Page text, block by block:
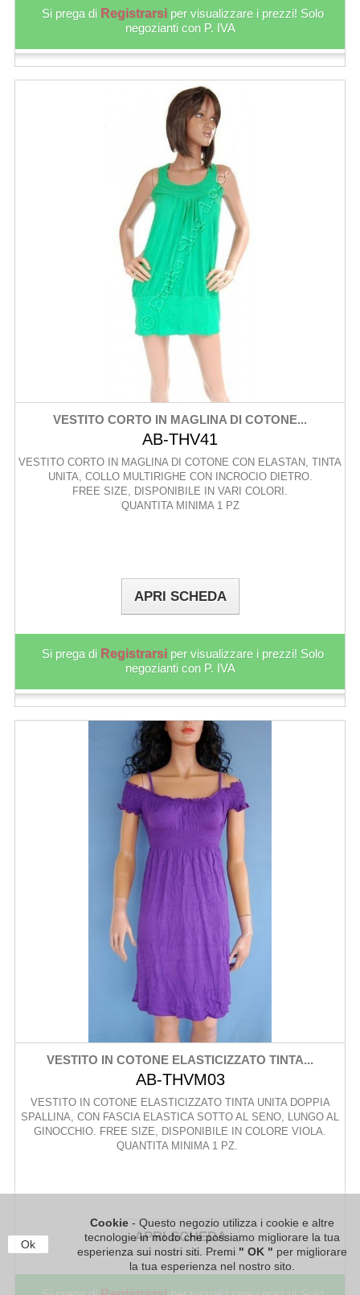
Ok
Cookie - Questo negozio utilizza i cookie e altre
tecnologie in modo che possiamo migliorare la tua
esperienza sui nostri siti. Premi " OK " per migliorare
la tua esperienza nel nostro sito.
Si prega di Registrarsi per visualizzare i prezzi! Solo
negozianti con P. IVA
VESTITO CORTO IN MAGLINA DI COTONE...
AB-THV41
VESTITO CORTO IN MAGLINA DI COTONE CON ELASTAN, TINTA
UNITA, COLLO MULTIRIGHE CON INCROCIO DIETRO.
FREE SIZE, DISPONIBILE IN VARI COLORI.
QUANTITA MINIMA 1 PZ
APRI SCHEDA
Si prega di Registrarsi per visualizzare i prezzi! Solo
negozianti con P. IVA
VESTITO IN COTONE ELASTICIZZATO TINTA...
AB-THVM03
VESTITO IN COTONE ELASTICIZZATO TINTA UNITA DOPPIA
SPALLINA, CON FASCIA ELASTICA SOTTO AL SENO, LUNGO AL
GINOCCHIO. FREE SIZE, DISPONIBILE IN COLORE VIOLA.
QUANTITA MINIMA 1 PZ.
APRI SCHEDA